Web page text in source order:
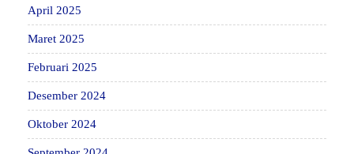
April 2025
Maret 2025
Februari 2025
Desember 2024
Oktober 2024